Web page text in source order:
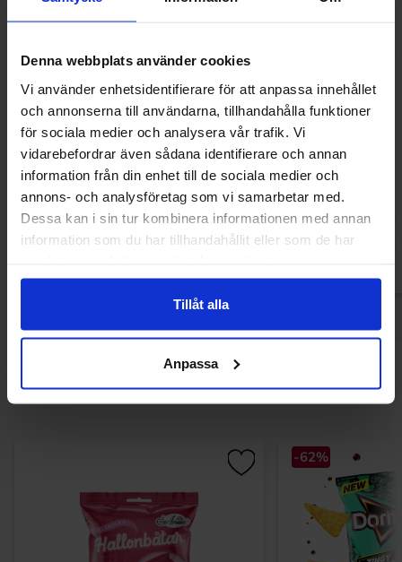
Denna webbplats använder cookies
Vi använder enhetsidentifierare för att anpassa innehållet
och annonserna till användarna, tillhandahålla funktioner
för sociala medier och analysera vår trafik. Vi
vidarebefordrar även sådana identifierare och annan
information från din enhet till de sociala medier och
annons- och analysföretag som vi samarbetar med.
Dessa kan i sin tur kombinera informationen med annan
information som du har tillhandahållit eller som de har
Tillåt alla
Anpassa
Nutella Biscuit 193g
50.06 kr
Lotus Biscoff
Andra gillade
-62%